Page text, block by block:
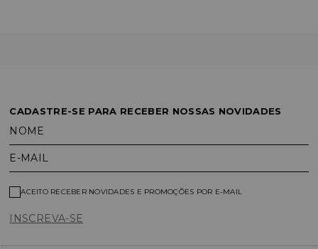
CADASTRE-SE PARA RECEBER NOSSAS NOVIDADES
NOME
E-MAIL
INSCREVA-SE
ACEITO RECEBER NOVIDADES E PROMOÇÕES POR E-MAIL